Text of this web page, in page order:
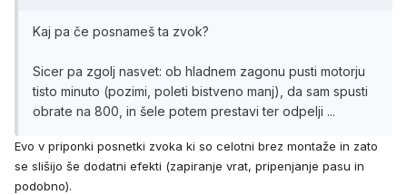
Kaj pa če posnameš ta zvok?
Sicer pa zgolj nasvet: ob hladnem zagonu pusti motorju
tisto minuto (pozimi, poleti bistveno manj), da sam spusti
obrate na 800, in šele potem prestavi ter odpelji ...
Evo v priponki posnetki zvoka ki so celotni brez montaže in zato
se slišijo še dodatni efekti (zapiranje vrat, pripenjanje pasu in
podobno).